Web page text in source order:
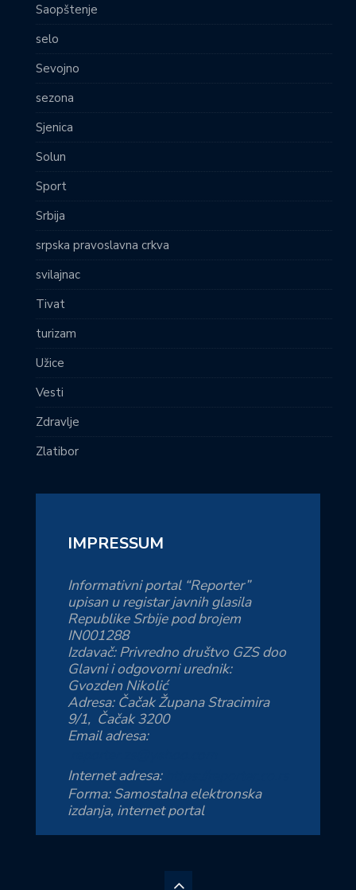
Saopštenje
selo
Sevojno
sezona
Sjenica
Solun
Sport
Srbija
srpska pravoslavna crkva
svilajnac
Tivat
turizam
Užice
Vesti
Zdravlje
Zlatibor
IMPRESSUM
Informativni portal “Reporter”
upisan u registar javnih glasila
Republike Srbije pod brojem
IN001288
Izdavač: Privredno društvo GZS doo
Glavni i odgovorni urednik:
Gvozden Nikolić
Adresa: Čačak Župana Stracimira
9/1, Čačak 3200
Email adresa:
Internet adresa:
Forma: Samostalna elektronska
izdanja, internet portal